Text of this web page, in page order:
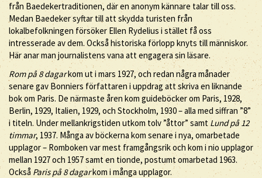
från Baedekertraditionen, där en anonym kännare talar till oss.
Medan Baedeker syftar till att skydda turisten från
lokalbefolkningen försöker Ellen Rydelius i stället få oss
intresserade av dem. Också historiska förlopp knyts till människor.
Här anar man journalistens vana att engagera sin läsare.
Rom på 8 dagarkom ut i mars 1927, och redan några månader
senare gav Bonniers författaren i uppdrag att skriva en liknande
bok om Paris. De närmaste åren kom guideböcker om Paris, 1928,
Berlin, 1929, Italien, 1929, och Stockholm, 1930 – alla med siffran ”8”
i titeln. Under mellankrigstiden utkom tolv ”åttor” samtLund på 12
timmar, 1937. Många av böckerna kom senare i nya, omarbetade
upplagor – Romboken var mest framgångsrik och kom i nio upplagor
mellan 1927 och 1957 samt en tionde, postumt omarbetad 1963.
Också Paris på 8 dagarkom i många upplagor.